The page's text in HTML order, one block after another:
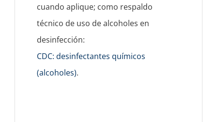
cuando aplique; como respaldo
técnico de uso de alcoholes en
desinfección:
CDC: desinfectantes químicos
(alcoholes).